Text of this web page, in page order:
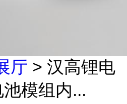
厅 > 汉高锂电
模组内...